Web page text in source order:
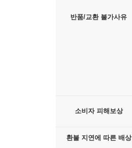
반품/교환 불가사유
소비자 피해보상
환불 지연에 따른 배상